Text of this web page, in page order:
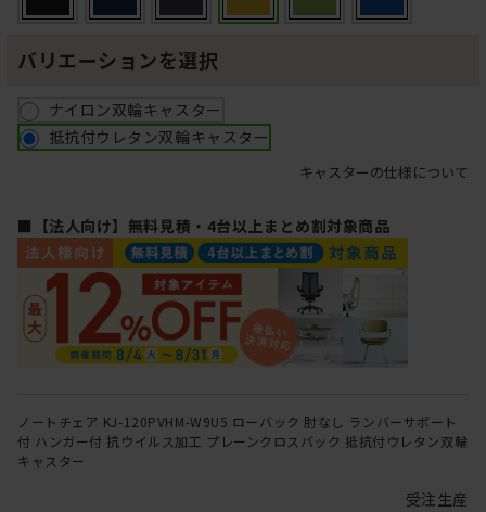
バリエーションを選択
ナイロン双輪キャスター
抵抗付ウレタン双輪キャスター
キャスターの仕様について
■【法人向け】無料見積・4台以上まとめ割対象商品
ノートチェア KJ-120PVHM-W9U5 ローバック 肘なし ランバーサポート
付 ハンガー付 抗ウイルス加工 プレーンクロスバック 抵抗付ウレタン双輪
キャスター
受注生産